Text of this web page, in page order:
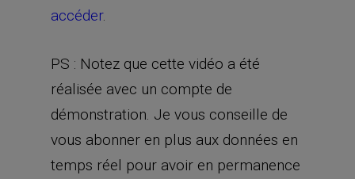
accéder.
PS : Notez que cette vidéo a été
réalisée avec un compte de
démonstration. Je vous conseille de
vous abonner en plus aux données en
temps réel pour avoir en permanence